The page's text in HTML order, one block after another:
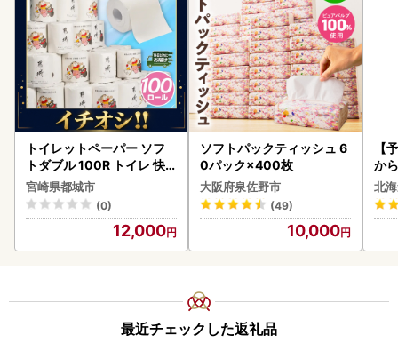
トイレットペーパー ソフ
トダブル 100R トイレ 快
速〔12-I5-TP100-R〕
宮崎県都城市
(0)
12,000
ソフトパックティッシュ 6
0パック×400枚
大阪府泉佐野市
(49)
10,000
【
か
ら
g (
)【
北
最近チェックした返礼品